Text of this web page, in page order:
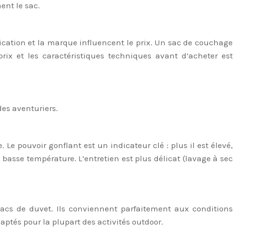
le sac.
et la marque influencent le prix. Un sac de couchage
et les caractéristiques techniques avant d’acheter est
aventuriers.
Le pouvoir gonflant est un indicateur clé : plus il est élevé,
température. L’entretien est plus délicat (lavage à sec
de duvet. Ils conviennent parfaitement aux conditions
pour la plupart des activités outdoor.